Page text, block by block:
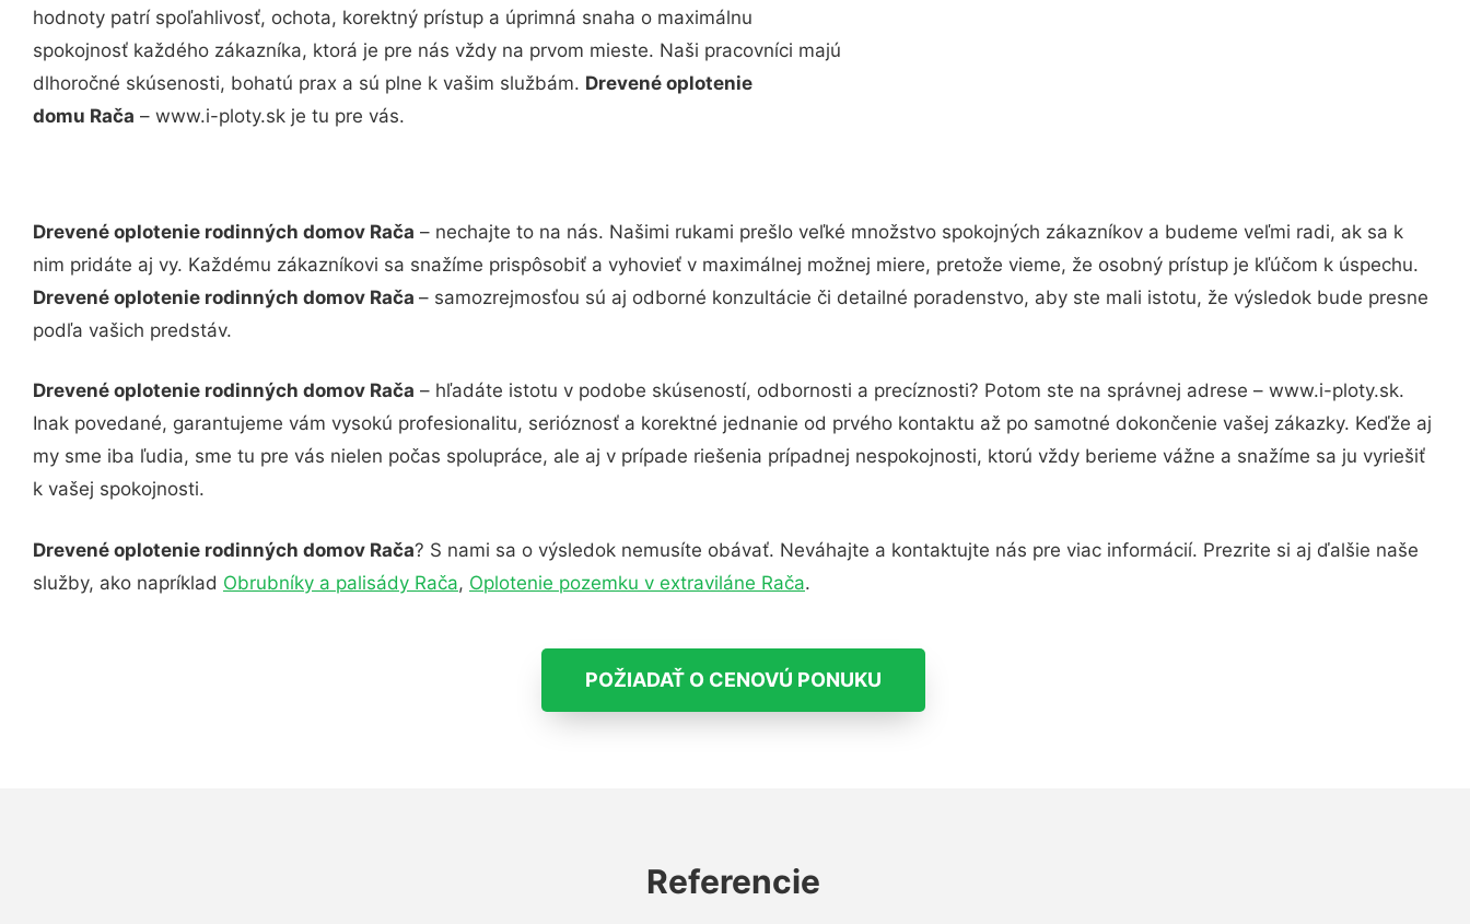
hodnoty patrí spoľahlivosť, ochota, korektný prístup a úprimná snaha o maximálnu
spokojnosť každého zákazníka, ktorá je pre nás vždy na prvom mieste. Naši pracovníci majú
dlhoročné skúsenosti, bohatú prax a sú plne k vašim službám. Drevené oplotenie
domu Rača – www.i-ploty.sk je tu pre vás.
Drevené oplotenie rodinných domov Rača – nechajte to na nás. Našimi rukami prešlo veľké množstvo spokojných zákazníkov a budeme veľmi radi, ak sa k
nim pridáte aj vy. Každému zákazníkovi sa snažíme prispôsobiť a vyhovieť v maximálnej možnej miere, pretože vieme, že osobný prístup je kľúčom k úspechu.
Drevené oplotenie rodinných domov Rača – samozrejmosťou sú aj odborné konzultácie či detailné poradenstvo, aby ste mali istotu, že výsledok bude presne
podľa vašich predstáv.
Drevené oplotenie rodinných domov Rača – hľadáte istotu v podobe skúseností, odbornosti a precíznosti? Potom ste na správnej adrese – www.i-ploty.sk.
Inak povedané, garantujeme vám vysokú profesionalitu, serióznosť a korektné jednanie od prvého kontaktu až po samotné dokončenie vašej zákazky. Keďže aj
my sme iba ľudia, sme tu pre vás nielen počas spolupráce, ale aj v prípade riešenia prípadnej nespokojnosti, ktorú vždy berieme vážne a snažíme sa ju vyriešiť
k vašej spokojnosti.
Drevené oplotenie rodinných domov Rača? S nami sa o výsledok nemusíte obávať. Neváhajte a kontaktujte nás pre viac informácií. Prezrite si aj ďalšie naše
služby, ako napríklad Obrubníky a palisády Rača, Oplotenie pozemku v extraviláne Rača.
POŽIADAŤ O CENOVÚ PONUKU
Referencie